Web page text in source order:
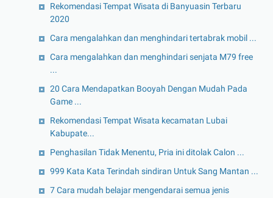
Rekomendasi Tempat Wisata di Banyuasin Terbaru
2020
Cara mengalahkan dan menghindari tertabrak mobil ...
Cara mengalahkan dan menghindari senjata M79 free
...
20 Cara Mendapatkan Booyah Dengan Mudah Pada
Game ...
Rekomendasi Tempat Wisata kecamatan Lubai
Kabupate...
Penghasilan Tidak Menentu, Pria ini ditolak Calon ...
999 Kata Kata Terindah sindiran Untuk Sang Mantan ...
7 Cara mudah belajar mengendarai semua jenis